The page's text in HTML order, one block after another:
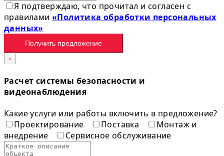
Я подтверждаю, что прочитал и согласен с
правилами«Политика обработки персональных
данных»
Получить предложение
×
Расчет системы безопасности и
видеонаблюдения
Какие услуги или работы включить в предложение?
Проектирование
Поставка
Монтаж и
внедрение
Сервисное обслуживание